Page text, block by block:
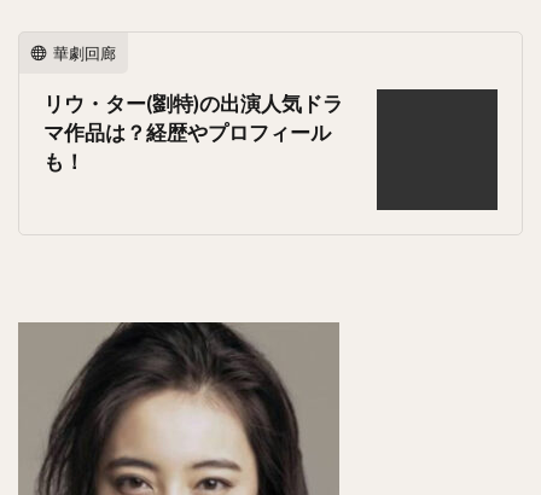
華劇回廊
リウ・ター(劉特)の出演人気ドラ
マ作品は？経歴やプロフィール
も！